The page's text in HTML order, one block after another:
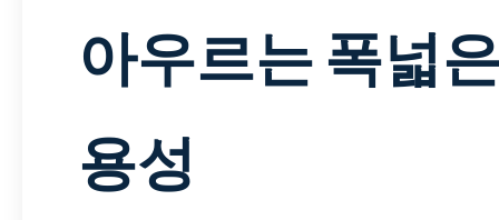
아우르는 폭넓
용성